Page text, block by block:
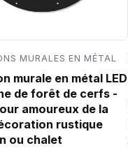
MURALES EN MÉTAL
murale en métal LED
de forêt de cerfs -
amoureux de la
rustique
ou chalet